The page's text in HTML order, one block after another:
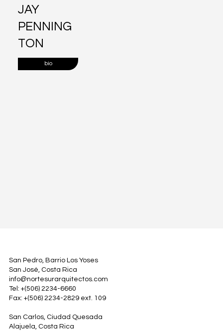
JAY
PENNING
TON
bio
San Pedro, Barrio Los Yoses
San José, Costa Rica
info@nortesurarquitectos.com
Tel: +(506) 2234-6660
Fax: +(506) 2234-2829 ext. 109
San Carlos, Ciudad Quesada
Alajuela, Costa Rica